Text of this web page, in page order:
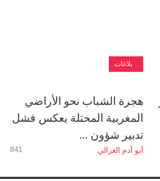
بلاغات
هجرة الشباب نحو الأراضي
المغربية المحتلة يعكس فشل
تدبير شؤون ...
أبو آدم الغزالي 841